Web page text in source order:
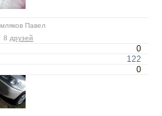
Павел
8 друзей
0
122
0